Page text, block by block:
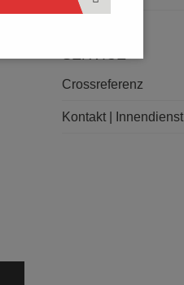
SERVICE
Crossreferenz
Kontakt | Innendienst